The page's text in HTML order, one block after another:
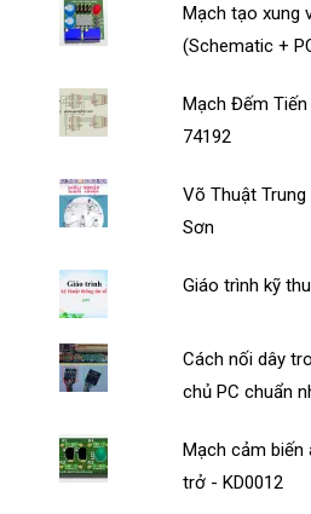
Mạch tạo xung
(Schematic +
Mạch Đếm Tiến
74192
Võ Thuật
Sơn
Giáo trình kỹ
Cách nối dây
chủ PC chuẩn
Mạch cảm biến
trở - KD0012